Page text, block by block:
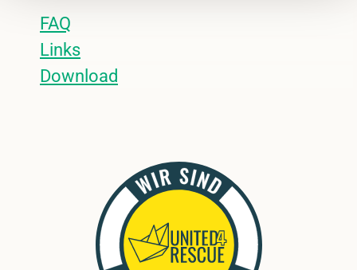
FAQ
Links
Download